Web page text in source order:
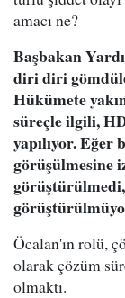
amacı ne?
Başbakan
diri diri
Hükümete
süreçle ilgili,
yapılıyor. Eğer
görüşülmesine
Öcalan'ın rolü,
olarak çözüm
olmaktı.